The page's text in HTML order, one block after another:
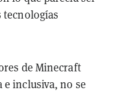
de Minecraft
e inclusiva, no se